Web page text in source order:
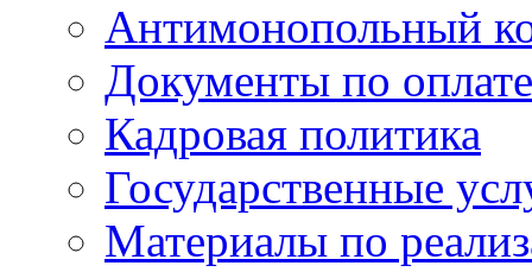
Антимонопольный
Документы по
Кадровая политика
Государственные
Материалы по